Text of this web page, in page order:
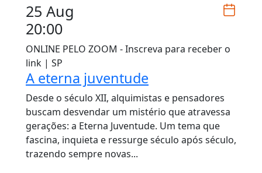
25 Aug
20:00
ONLINE PELO ZOOM - Inscreva para receber o
link | SP
A eterna juventude
Desde o século XII, alquimistas e pensadores
buscam desvendar um mistério que atravessa
gerações: a Eterna Juventude. Um tema que
fascina, inquieta e ressurge século após século,
trazendo sempre novas...